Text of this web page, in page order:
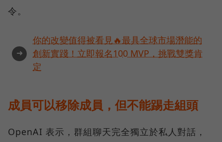
令。
➜
你的改變值得被看見🔥最具全球市場潛能的
創新實踐！立即報名100 MVP，挑戰雙獎肯
定
成員可以移除成員，但不能踢走組頭
OpenAI 表示，群組聊天完全獨立於私人對話，